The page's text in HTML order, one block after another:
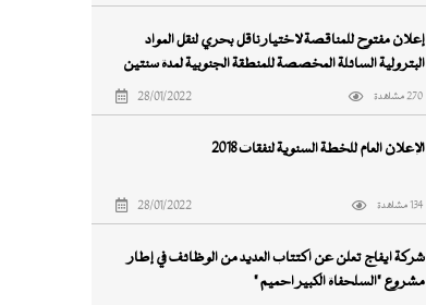
إعلان مفتوح للمناقصة لاختيار ناقل بحري لنقل المواد
البترولية السائلة المخصصة للمنطقة الجنوبية لمدة سنتين
اعتبارا من 16 ابريل 2018
28/01/2022 270 مشاهدة
الإعلان العام للخطة السنوية لنفقات ٢٠١٨
28/01/2022 134 مشاهدة
شركة ايفاج تعلن عن اكتتاب العديد من الوظائف في إطار
مشروع "السلحفاة الكبير آحميم "